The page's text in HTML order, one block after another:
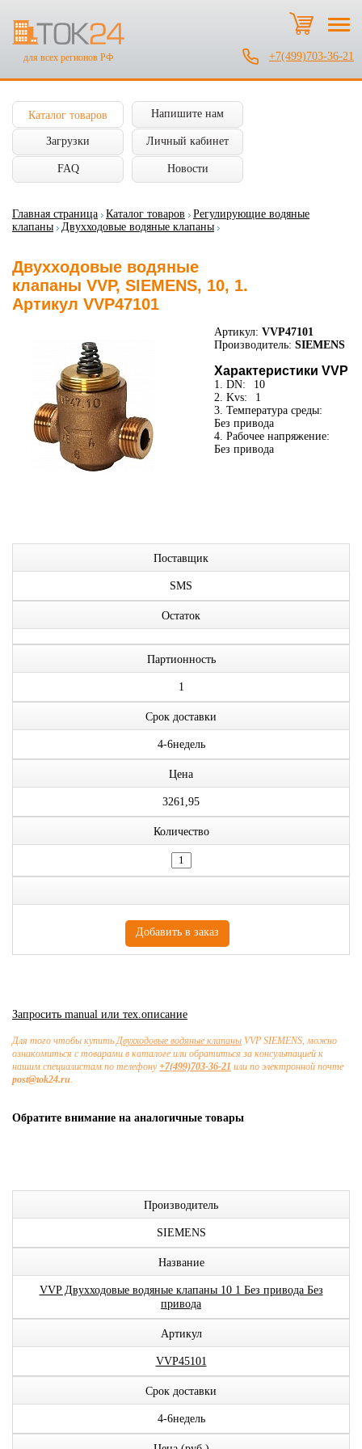
для всех регионов РФ +7(499)703-36-21
Каталог товаров Напишите нам
Загрузки Личный кабинет
FAQ Новости
Главная страница Каталог товаров
Регулирующие водяные
клапаны
Двухходовые водяные клапаны
Двухходовые водяные
клапаны VVP, SIEMENS, 10, 1.
Артикул VVP47101
Артикул: VVP47101
Производитель: SIEMENS
Характеристики VVP
1. DN:
10
2. Kvs:
1
3. Температура среды:
Без привода
4. Рабочее напряжение:
Без привода
Поставщик
SMS
Остаток
Партионность
1
Срок доставки
4-6недель
Цена
3261,95
Количество
Запросить manual или тех.описание
Для того чтобы купитьДвухходовые водяные клапаны VVP SIEMENS, можно
ознакомиться с товарами в каталоге или обратиться за консультацией к
нашим специалистам по телефону+7(499)703-36-21 или по электронной почте
post@tok24.ru.
Обратите внимание на аналогичные товары
Производитель
SIEMENS
Название
VVP Двухходовые водяные клапаны 10 1 Без привода Без
привода
Артикул
VVP45101
Срок доставки
4-6недель